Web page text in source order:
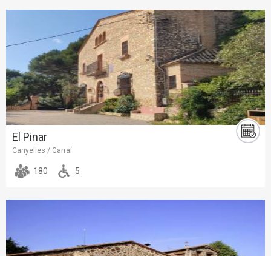
El Pinar
Canyelles / Garraf
180 5